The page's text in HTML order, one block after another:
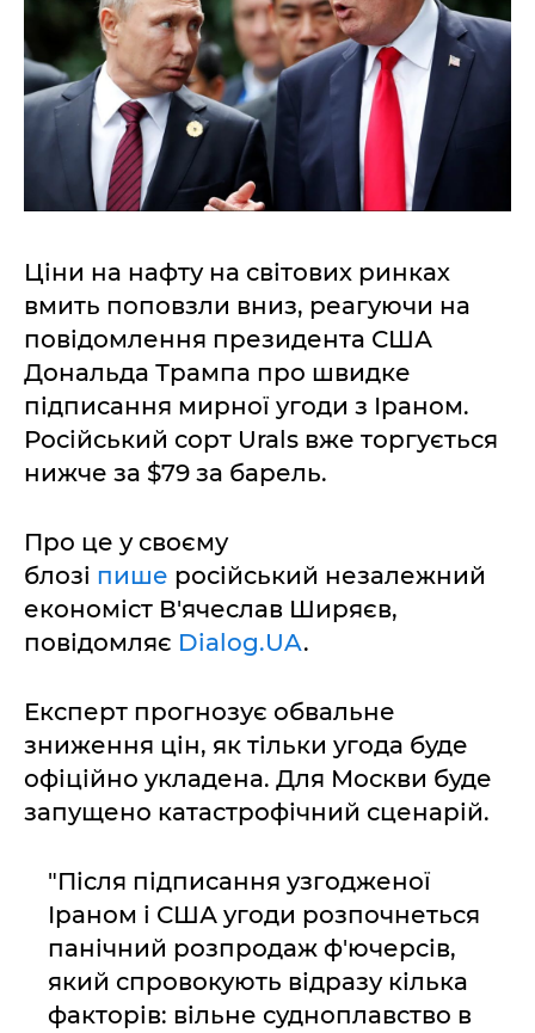
Ціни на нафту на світових ринках
вмить поповзли вниз, реагуючи на
повідомлення президента США
Дональда Трампа про швидке
підписання мирної угоди з Іраном.
Російський сорт Urals вже торгується
нижче за $79 за барель.
Про це у своєму
блозі пише російський незалежний
економіст В'ячеслав Ширяєв,
повідомляє Dialog.UA.
Експерт прогнозує обвальне
зниження цін, як тільки угода буде
офіційно укладена. Для Москви буде
запущено катастрофічний сценарій.
"Після підписання узгодженої
Іраном і США угоди розпочнеться
панічний розпродаж ф'ючерсів,
який спровокують відразу кілька
факторів: вільне судноплавство в